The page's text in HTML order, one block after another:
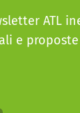
ATL
e